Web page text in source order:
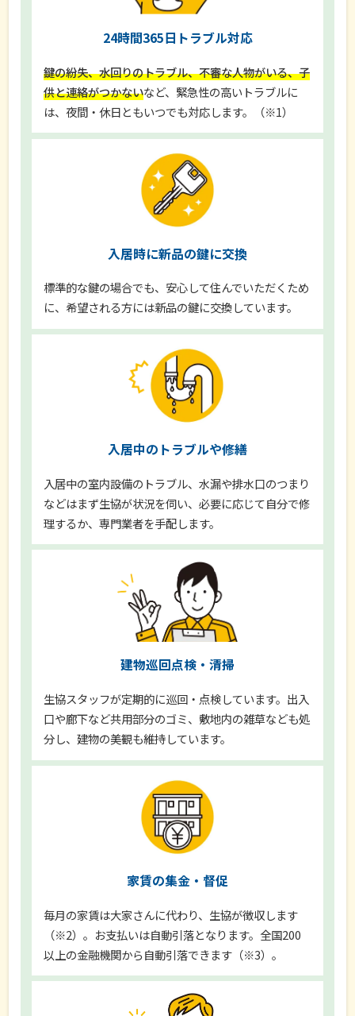
24時間365日トラブル対応
鍵の紛失、水回りのトラブル、不審な人物がいる、子
供と連絡がつかないなど、緊急性の高いトラブルに
は、夜間・休日ともいつでも対応します。（※1）
入居時に新品の鍵に交換
標準的な鍵の場合でも、安心して住んでいただくため
に、希望される方には新品の鍵に交換しています。
入居中のトラブルや修繕
入居中の室内設備のトラブル、水漏や排水口のつまり
などはまず生協が状況を伺い、必要に応じて自分で修
理するか、専門業者を手配します。
建物巡回点検・清掃
生協スタッフが定期的に巡回・点検しています。出入
口や廊下など共用部分のゴミ、敷地内の雑草なども処
分し、建物の美観も維持しています。
家賃の集金・督促
毎月の家賃は大家さんに代わり、生協が徴収します
（※2）。お支払いは自動引落となります。全国200
以上の金融機関から自動引落できます（※3）。